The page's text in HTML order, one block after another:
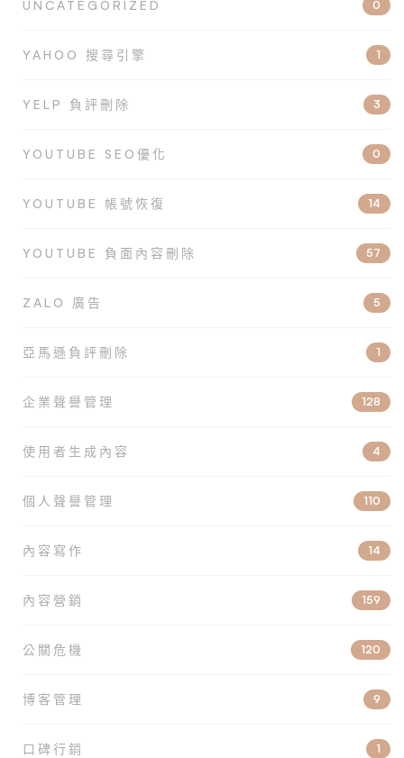
UNCATEGORIZED 0
YAHOO 搜尋引擎 1
YELP 負評刪除 3
YOUTUBE SEO優化 0
YOUTUBE 帳號恢復 14
YOUTUBE 負面內容刪除 57
ZALO 廣告 5
亞馬遜負評刪除 1
企業聲譽管理 128
使用者生成內容 4
個人聲譽管理 110
內容寫作 14
內容營銷 159
公關危機 120
博客管理 9
口碑行銷 1